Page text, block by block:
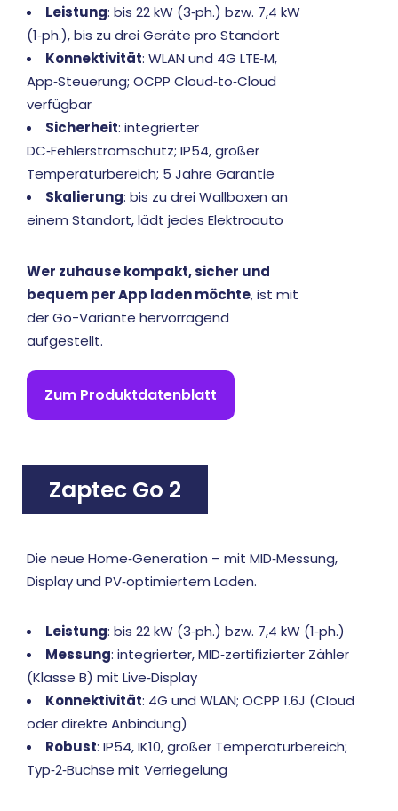
Leistung: bis 22 kW (3‑ph.) bzw. 7,4 kW
(1‑ph.), bis zu drei Geräte pro Standort
Konnektivität: WLAN und 4G LTE‑M,
App‑Steuerung; OCPP Cloud‑to‑Cloud
verfügbar
Sicherheit: integrierter
DC‑Fehlerstromschutz; IP54, großer
Temperaturbereich; 5 Jahre Garantie
Skalierung: bis zu drei Wallboxen an
einem Standort, lädt jedes Elektroauto
Wer zuhause kompakt, sicher und
bequem per App laden möchte, ist mit
der Go-Variante hervorragend
aufgestellt.
Zum Produktdatenblatt
Zaptec Go 2
Die neue Home‑Generation – mit MID‑Messung,
Display und PV‑optimiertem Laden.
Leistung: bis 22 kW (3‑ph.) bzw. 7,4 kW (1‑ph.)
Messung: integrierter, MID‑zertifizierter Zähler
(Klasse B) mit Live‑Display
Konnektivität: 4G und WLAN; OCPP 1.6J (Cloud
oder direkte Anbindung)
Robust: IP54, IK10, großer Temperaturbereich;
Typ‑2‑Buchse mit Verriegelung